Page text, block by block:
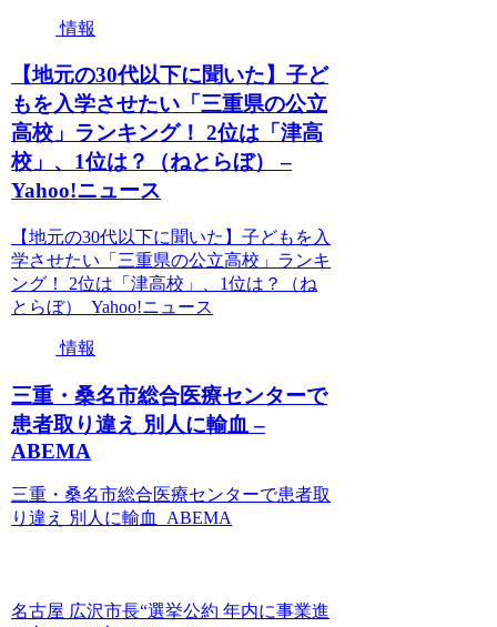
情報
【地元の30代以下に聞いた】子ど
もを入学させたい「三重県の公立
高校」ランキング！ 2位は「津高
校」、1位は？（ねとらぼ） –
Yahoo!ニュース
【地元の30代以下に聞いた】子どもを入
学させたい「三重県の公立高校」ランキ
ング！ 2位は「津高校」、1位は？（ね
とらぼ） Yahoo!ニュース
情報
三重・桑名市総合医療センターで
患者取り違え 別人に輸血 –
ABEMA
三重・桑名市総合医療センターで患者取
り違え 別人に輸血 ABEMA
名古屋 広沢市長“選挙公約 年内に事業進